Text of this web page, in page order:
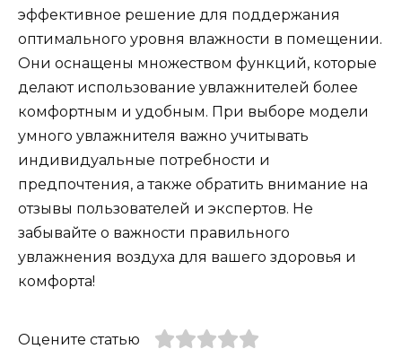
эффективное решение для поддержания
оптимального уровня влажности в помещении.
Они оснащены множеством функций, которые
делают использование увлажнителей более
комфортным и удобным. При выборе модели
умного увлажнителя важно учитывать
индивидуальные потребности и
предпочтения, а также обратить внимание на
отзывы пользователей и экспертов. Не
забывайте о важности правильного
увлажнения воздуха для вашего здоровья и
комфорта!
Оцените статью